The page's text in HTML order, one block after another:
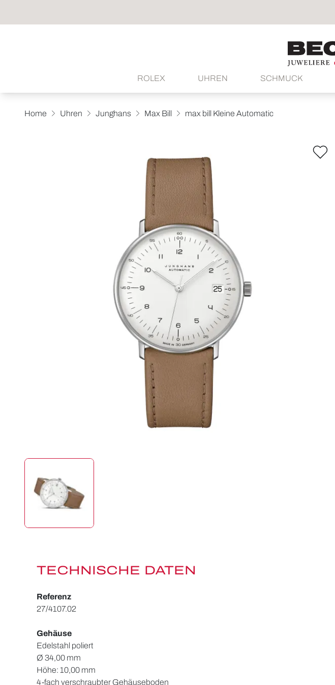
ROLEX UHREN SCHMUCK
Home Uhren Junghans Max Bill max bill Kleine Automatic
TECHNISCHE DATEN
Referenz
27/4107.02
Gehäuse
Edelstahl poliert
Ø 34,00 mm
Höhe: 10,00 mm
4-fach verschraubter Gehäuseboden